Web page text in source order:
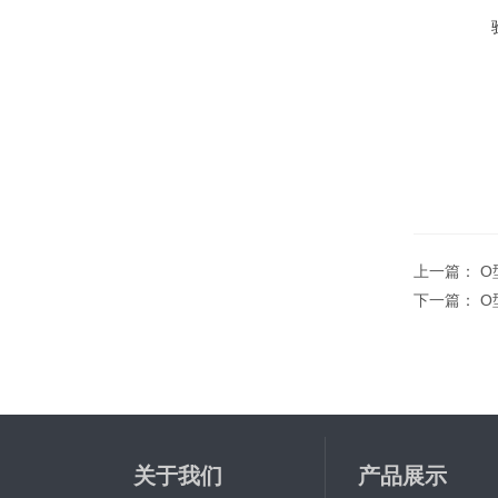
上一篇： O
下一篇： O
关于我们 产品展示